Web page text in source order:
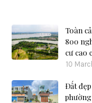
Toàn
800
cư cao
10
Đất